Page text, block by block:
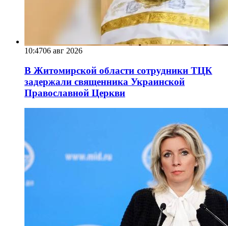
10:4706 авг 2026
В Житомирской области сотрудники ТЦК
задержали священника Украинской
Православной Церкви